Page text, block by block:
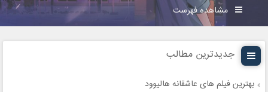
مشاهده فهرست
جدیدترین مطالب
بهترین فیلم های عاشقانه هالیوود